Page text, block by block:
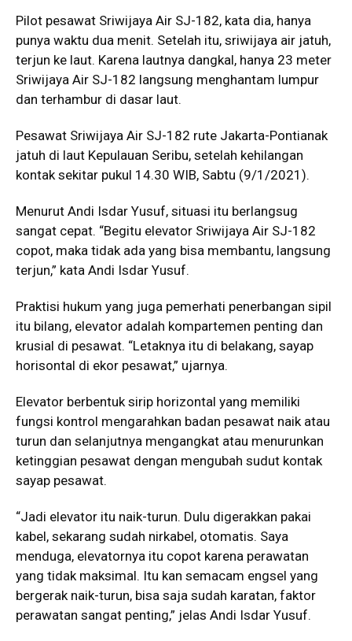
Pilot pesawat Sriwijaya Air SJ-182, kata dia, hanya
punya waktu dua menit. Setelah itu, sriwijaya air jatuh,
terjun ke laut. Karena lautnya dangkal, hanya 23 meter
Sriwijaya Air SJ-182 langsung menghantam lumpur
dan terhambur di dasar laut.
Pesawat Sriwijaya Air SJ-182 rute Jakarta-Pontianak
jatuh di laut Kepulauan Seribu, setelah kehilangan
kontak sekitar pukul 14.30 WIB, Sabtu (9/1/2021).
Menurut Andi Isdar Yusuf, situasi itu berlangsug
sangat cepat. “Begitu elevator Sriwijaya Air SJ-182
copot, maka tidak ada yang bisa membantu, langsung
terjun,” kata Andi Isdar Yusuf.
Praktisi hukum yang juga pemerhati penerbangan sipil
itu bilang, elevator adalah kompartemen penting dan
krusial di pesawat. “Letaknya itu di belakang, sayap
horisontal di ekor pesawat,” ujarnya.
Elevator berbentuk sirip horizontal yang memiliki
fungsi kontrol mengarahkan badan pesawat naik atau
turun dan selanjutnya mengangkat atau menurunkan
ketinggian pesawat dengan mengubah sudut kontak
sayap pesawat.
“Jadi elevator itu naik-turun. Dulu digerakkan pakai
kabel, sekarang sudah nirkabel, otomatis. Saya
menduga, elevatornya itu copot karena perawatan
yang tidak maksimal. Itu kan semacam engsel yang
bergerak naik-turun, bisa saja sudah karatan, faktor
perawatan sangat penting,” jelas Andi Isdar Yusuf.